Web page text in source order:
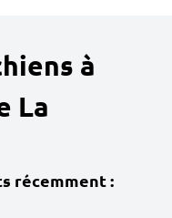
à
La
récemment :